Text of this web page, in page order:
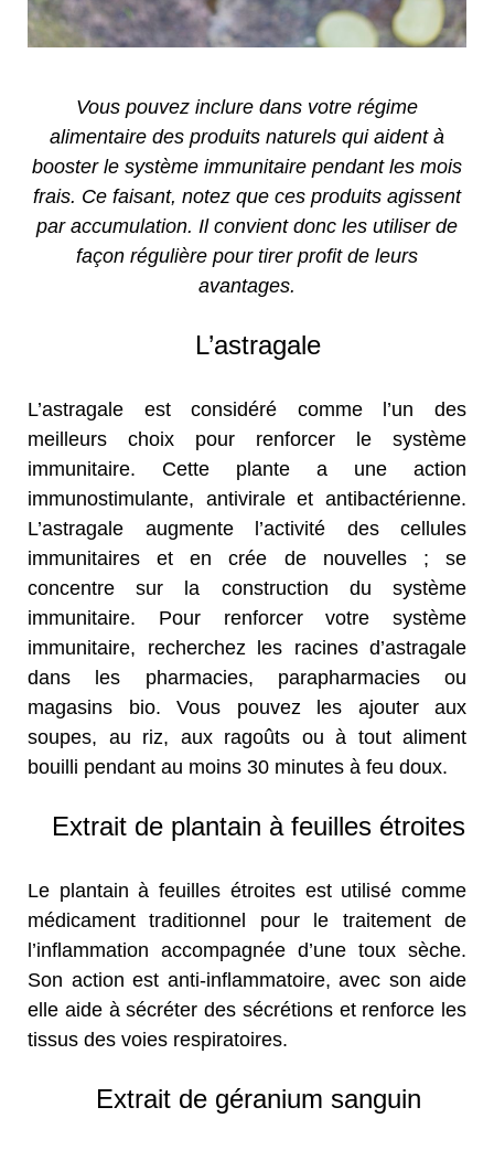
Vous pouvez inclure dans votre régime
alimentaire des produits naturels qui aident à
booster le système immunitaire pendant les mois
frais. Ce faisant, notez que ces produits agissent
par accumulation. Il convient donc les utiliser de
façon régulière pour tirer profit de leurs
avantages.
L’astragale
L’astragale est considéré comme l’un des
meilleurs choix pour renforcer le système
immunitaire. Cette plante a une action
immunostimulante, antivirale et antibactérienne.
L’astragale augmente l’activité des cellules
immunitaires et en crée de nouvelles ; se
concentre sur la construction du système
immunitaire. Pour renforcer votre système
immunitaire, recherchez les racines d’astragale
dans les pharmacies, parapharmacies ou
magasins bio. Vous pouvez les ajouter aux
soupes, au riz, aux ragoûts ou à tout aliment
bouilli pendant au moins 30 minutes à feu doux.
Extrait de plantain à feuilles étroites
Le plantain à feuilles étroites est utilisé comme
médicament traditionnel pour le traitement de
l’inflammation accompagnée d’une toux sèche.
Son action est anti-inflammatoire, avec son aide
elle aide à sécréter des sécrétions et renforce les
tissus des voies respiratoires.
Extrait de géranium sanguin